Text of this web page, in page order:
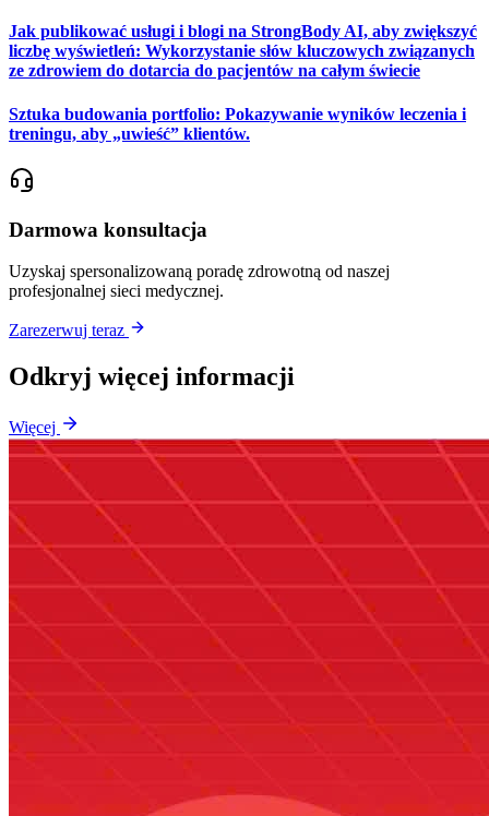
Jak publikować usługi i blogi na StrongBody AI, aby zwiększyć
liczbę wyświetleń: Wykorzystanie słów kluczowych związanych
ze zdrowiem do dotarcia do pacjentów na całym świecie
Sztuka budowania portfolio: Pokazywanie wyników leczenia i
treningu, aby „uwieść” klientów.
Darmowa konsultacja
Uzyskaj spersonalizowaną poradę zdrowotną od naszej
profesjonalnej sieci medycznej.
Zarezerwuj teraz
Odkryj więcej informacji
Więcej